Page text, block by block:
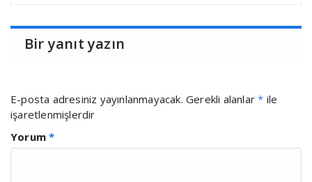
Bir yanıt yazın
E-posta adresiniz yayınlanmayacak. Gerekli alanlar* ile
işaretlenmişlerdir
Yorum*